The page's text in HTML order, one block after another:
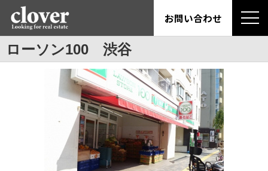
お問い合わせ
ローソン100 渋谷